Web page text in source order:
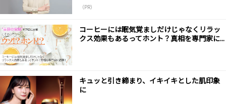
（PR）
コーヒーには眠気覚ましだけじゃなくリラッ
クス効果もあるってホント？真相を専門家に...
キュッと引き締まり、イキイキとした肌印象
に